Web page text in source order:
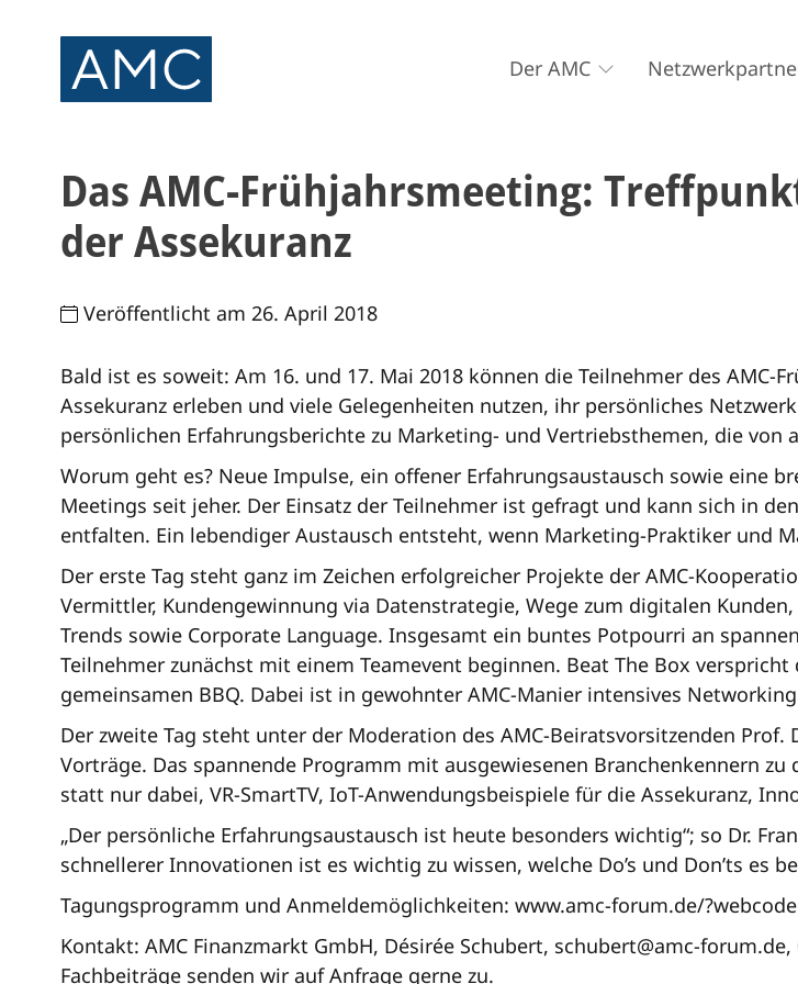
Der AMC
Das AMC-Frühjahrsmeeting:
der Assekuranz
Veröffentlicht am 26. April 2018
Bald ist es soweit: Am 16. und 17. Mai 2018 können die Teilnehmer des
Assekuranz erleben und viele Gelegenheiten nutzen, ihr persönliches
persönlichen Erfahrungsberichte zu Marketing- und Vertriebsthemen, die von
Worum geht es? Neue Impulse, ein offener Erfahrungsaustausch sowie eine
Meetings seit jeher. Der Einsatz der Teilnehmer ist gefragt und kann sich in
entfalten. Ein lebendiger Austausch entsteht, wenn Marketing-Praktiker und
Der erste Tag steht ganz im Zeichen erfolgreicher Projekte der AMC-
Vermittler, Kundengewinnung via Datenstrategie, Wege zum digitalen
Trends sowie Corporate Language. Insgesamt ein buntes Potpourri an
Teilnehmer zunächst mit einem Teamevent beginnen. Beat The Box
gemeinsamen BBQ. Dabei ist in gewohnter AMC-Manier intensives
Der zweite Tag steht unter der Moderation des AMC-Beiratsvorsitzenden
Vorträge. Das spannende Programm mit ausgewiesenen Branchenkennern
statt nur dabei, VR-SmartTV, IoT-Anwendungsbeispiele für die Assekuranz,
„Der persönliche Erfahrungsaustausch ist heute besonders wichtig“; so Dr.
schnellerer Innovationen ist es wichtig zu wissen, welche Do’s und Don’ts es
Tagungsprogramm und Anmeldemöglichkeiten: www.amc-forum.de/
Kontakt: AMC Finanzmarkt GmbH, Désirée Schubert, schubert@amc-
Fachbeiträge senden wir auf Anfrage gerne zu.